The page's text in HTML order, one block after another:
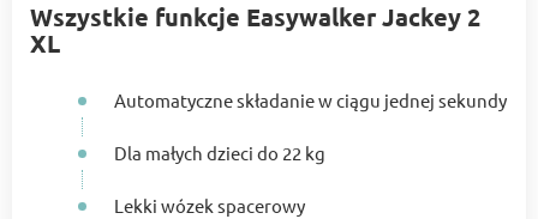
Wszystkie funkcje Easywalker Jackey 2
XL
Automatyczne składanie w ciągu jednej sekundy
Dla małych dzieci do 22 kg
Lekki wózek spacerowy